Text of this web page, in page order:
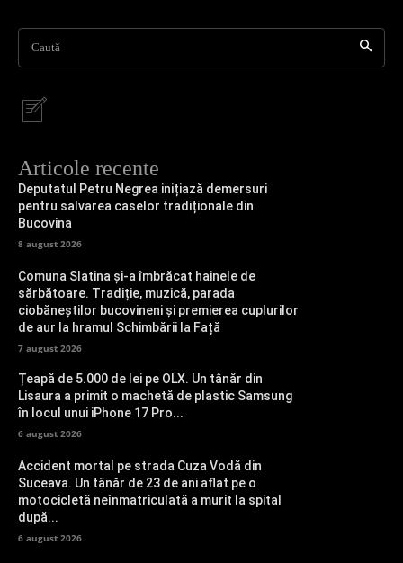
Caută
Articole recente
Deputatul Petru Negrea inițiază demersuri
pentru salvarea caselor tradiționale din
Bucovina
8 august 2026
Comuna Slatina și-a îmbrăcat hainele de
sărbătoare. Tradiție, muzică, parada
ciobăneștilor bucovineni și premierea cuplurilor
de aur la hramul Schimbării la Față
7 august 2026
Țeapă de 5.000 de lei pe OLX. Un tânăr din
Lisaura a primit o machetă de plastic Samsung
în locul unui iPhone 17 Pro...
6 august 2026
Accident mortal pe strada Cuza Vodă din
Suceava. Un tânăr de 23 de ani aflat pe o
motocicletă neînmatriculată a murit la spital
după...
6 august 2026